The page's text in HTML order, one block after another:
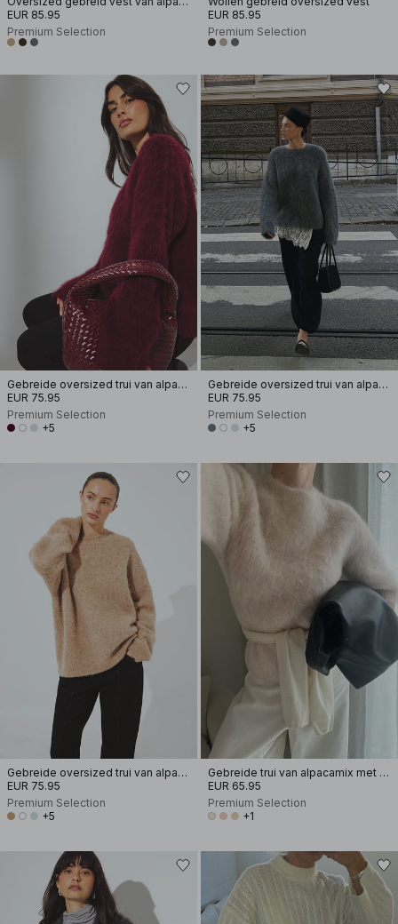
EUR 85.95
Premium Selection
EUR 85.95
Premium Selection
Gebreide oversized trui van alpacamix
EUR 75.95
Premium Selection
+5
Gebreide oversized trui van alpacamix
EUR 75.95
Premium Selection
+5
Gebreide oversized trui van alpacamix
EUR 75.95
Premium Selection
+5
Gebreide trui van alpacamix met korte mouwen
EUR 65.95
Premium Selection
+1